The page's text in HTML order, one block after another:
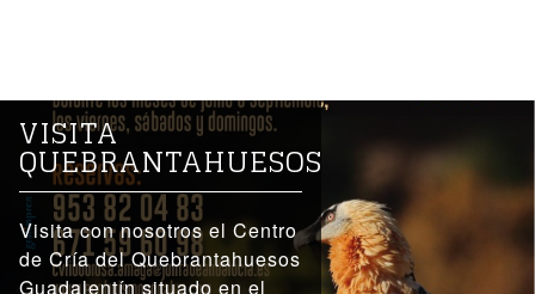
VISITA
QUEBRANTAHUESOS
Visita con nosotros el Centro
de Cría del Quebrantahuesos
Guadalentín situado en el